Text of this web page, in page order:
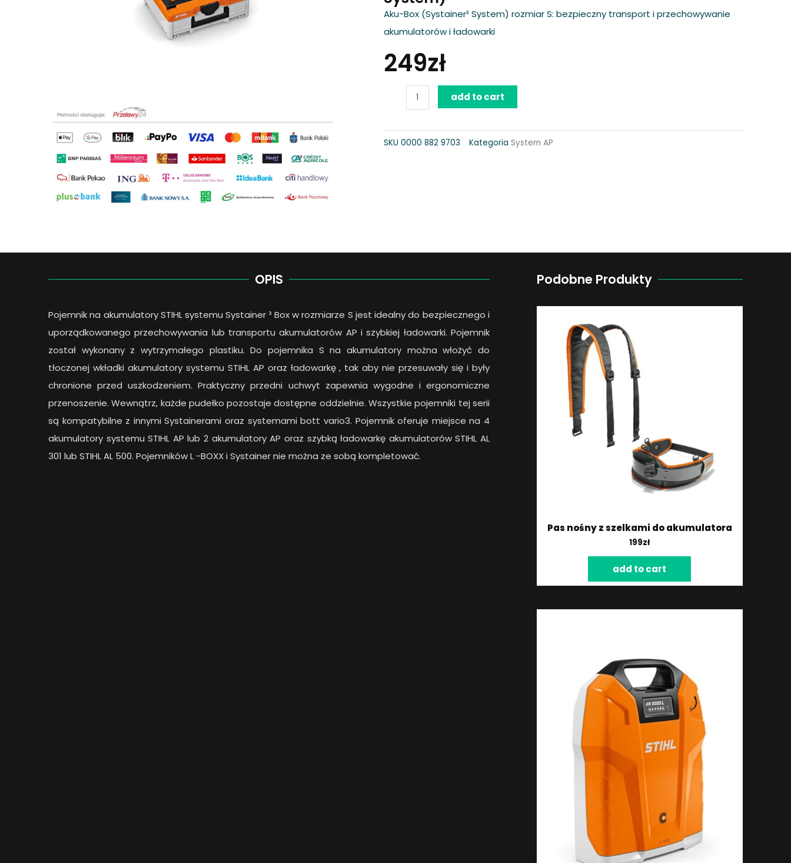
Aku-Box (Systainer³ System) rozmiar S: bezpieczny transport i przechowywanie
akumulatorów i ładowarki
249zł
akumulatory
S
add to cart
SKU 0000 882 9703 Kategoria System AP
OPIS
Pojemnik na akumulatory STIHL systemu Systainer ³ Box w rozmiarze S jest idealny do bezpiecznego i
uporządkowanego przechowywania lub transportu akumulatorów AP i szybkiej ładowarki. Pojemnik
został wykonany z wytrzymałego plastiku. Do pojemnika S na akumulatory można włożyć do
tłoczonej wkładki akumulatory systemu STIHL AP oraz ładowarkę , tak aby nie przesuwały się i były
chronione przed uszkodzeniem. Praktyczny przedni uchwyt zapewnia wygodne i ergonomiczne
przenoszenie. Wewnątrz, każde pudełko pozostaje dostępne oddzielnie. Wszystkie pojemniki tej serii
są kompatybilne z innymi Systainerami oraz systemami bott vario3. Pojemnik oferuje miejsce na 4
akumulatory systemu STIHL AP lub 2 akumulatory AP oraz szybką ładowarkę akumulatorów STIHL AL
301 lub STIHL AL 500. Pojemników L -BOXX i Systainer nie można ze sobą kompletować.
Podobne Produkty
Pas nośny z szelkami do akumulatora
199zł
add to cart